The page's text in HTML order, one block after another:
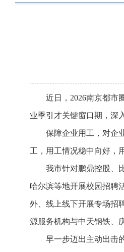
近日，2026南京都市
业季引才关键窗口期，深
保障企业用工，对企
工，用工情况稳中向好，
我市针对鹏鼎控股、
哈尔滨等地开展校园招聘
外、线上线下开展专场招
源服务机构与中天钢铁、
早一步迈出主动出击